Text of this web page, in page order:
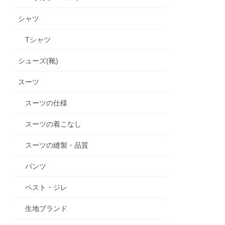
シャツ
Tシャツ
シューズ(靴)
スーツ
スーツの仕様
スーツの着こなし
スーツの縫製・品質
パンツ
ベスト・ジレ
生地ブランド